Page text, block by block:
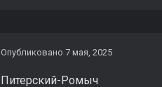
Опубликовано 7 мая, 2025
Питерский-Ромыч